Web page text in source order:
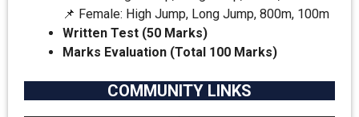
📌 Female: High Jump, Long Jump, 800m, 100m
Written Test (50 Marks)
Marks Evaluation (Total 100 Marks)
COMMUNITY LINKS